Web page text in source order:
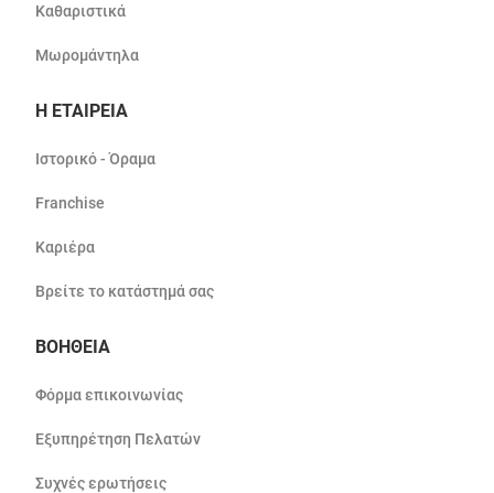
Καθαριστικά
Μωρομάντηλα
Η ΕΤΑΙΡΕΙΑ
Ιστορικό - Όραμα
Franchise
Καριέρα
Βρείτε το κατάστημά σας
ΒΟΗΘΕΙΑ
Φόρμα επικοινωνίας
Εξυπηρέτηση Πελατών
Συχνές ερωτήσεις